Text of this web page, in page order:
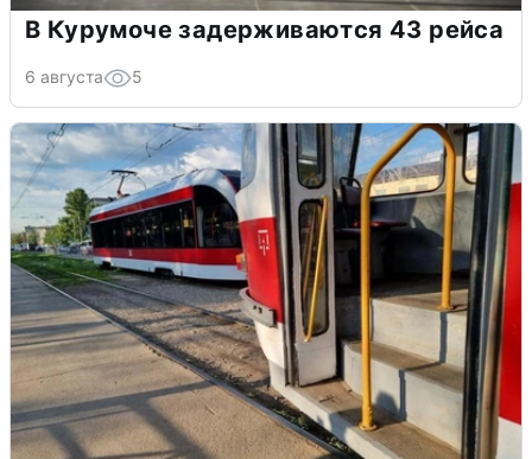
В Курумоче задерживаются 43 рейса
6 августа 5